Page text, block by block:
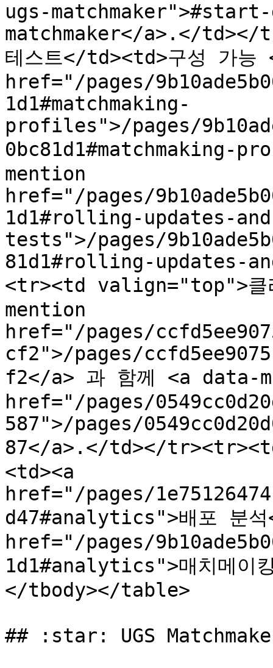
ugs-
matchmaker</a>.</
테스트</td><td>구성 가
href="/pages/
1d1#matchmaking-
profiles">/pages/
0bc81d1#matchmaking-
mention
href="/pages/
1d1#rolling-updates-
tests">/pages/
81d1#rolling-updates-
<tr><td valign="top">클
mention
href="/pages/
cf2">/pages/
f2</a> 과 함께 <a data-
href="/pages/
587">/pages/
87</a>.</td></
<td><a
href="/pages/
d47#analytics">배포 분
href="/pages/
1d1#analytics">매치메
</tbody></table>
## :star: UGS